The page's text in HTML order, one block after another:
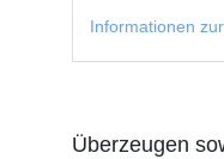
Informationen
Überzeugen